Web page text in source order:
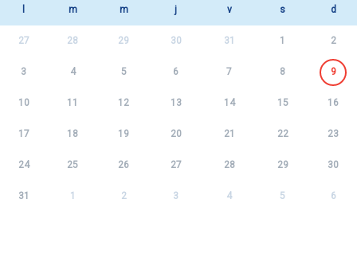
m m j v s d
27 28 29 30 31 1 2
3 4 5 6 7 8 9
10 11 12 13 14 15 16
17 18 19 20 21 22 23
24 25 26 27 28 29 30
31 1 2 3 4 5 6